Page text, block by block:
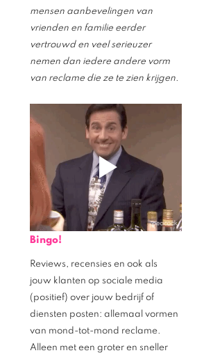
mensen aanbevelingen van
vrienden en familie eerder
vertrouwd en veel serieuzer
nemen dan iedere andere vorm
van reclame die ze te zien krijgen.
Bingo!
Reviews, recensies en ook als
jouw klanten op sociale media
(positief) over jouw bedrijf of
diensten posten: allemaal vormen
van mond-tot-mond reclame.
Alleen met een groter en sneller